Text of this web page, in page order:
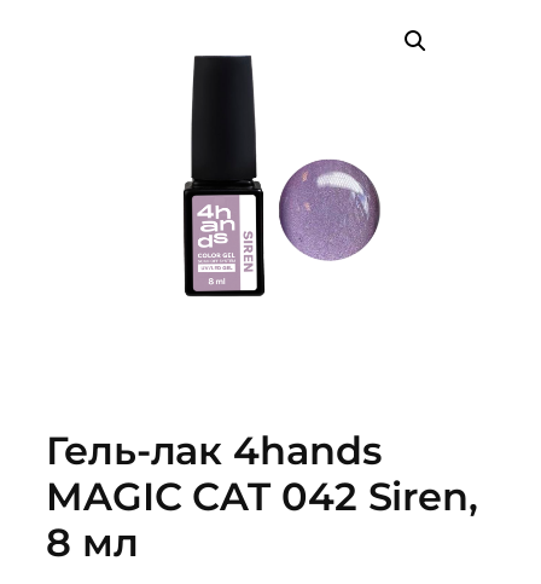
Гель-лак 4hands
MAGIC CAT 042 Siren,
8 мл